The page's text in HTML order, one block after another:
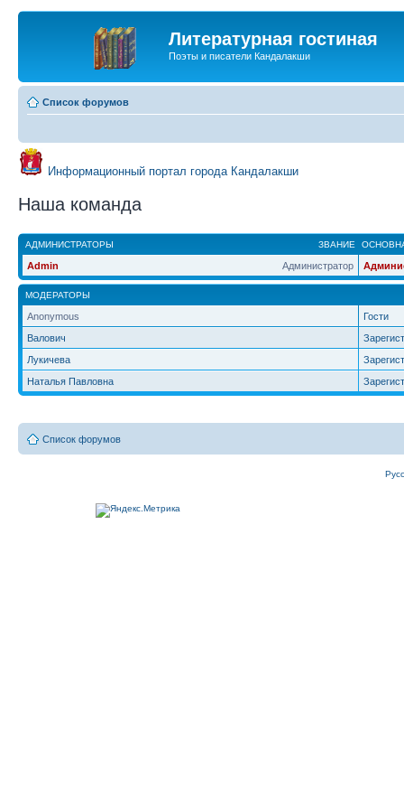
Литературная гостиная
Поэты и писатели Кандалакши
Список форумов
Информационный портал города Кандалакши
Наша команда
ЗВАНИЕ
АДМИНИСТРАТОРЫ
Администратор
Admin
МОДЕРАТОРЫ
Anonymous
Гости
Валович
Лукичева
Наталья Павловна
Список форумов